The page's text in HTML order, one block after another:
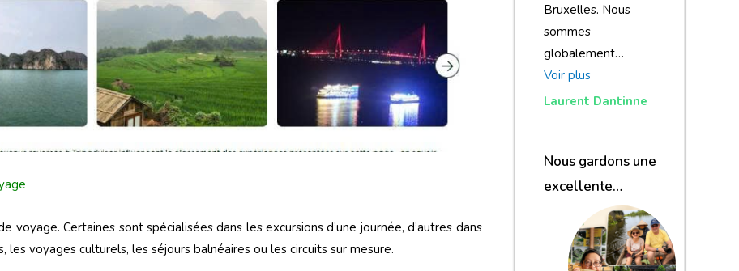
Certaines sont spécialisées dans les excursions d’une journée, d’autres dans
voyages culturels, les séjours balnéaires ou les circuits sur mesure.
Bruxelles. Nous
sommes
globalement…
Voir plus
Laurent Dantinne
Nous gardons une
excellente
impression de
notre voyage et de
votre agence